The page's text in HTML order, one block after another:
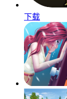
下载